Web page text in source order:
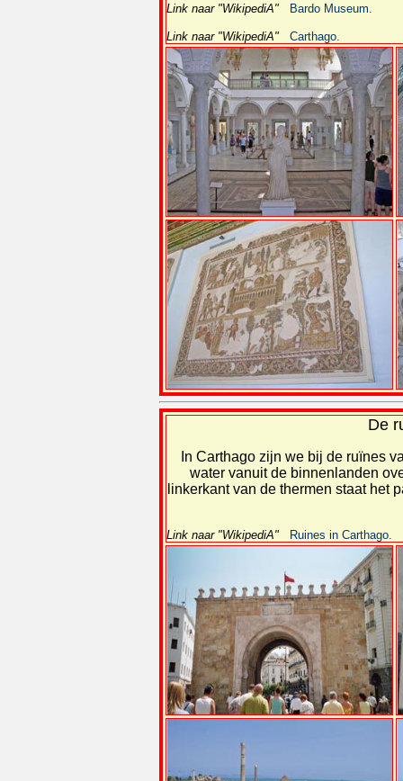
Link naar "WikipediA" Bardo Museum.
Link naar "WikipediA" Carthago.
De
In Carthago zijn we bij de ruïnes
water vanuit de binnenlanden
linkerkant van de thermen staat het
Link naar "WikipediA" Ruines in Carthago.